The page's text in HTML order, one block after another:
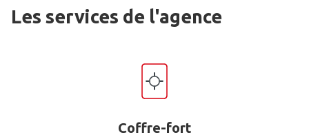
Les services de l'agence
Coffre-fort